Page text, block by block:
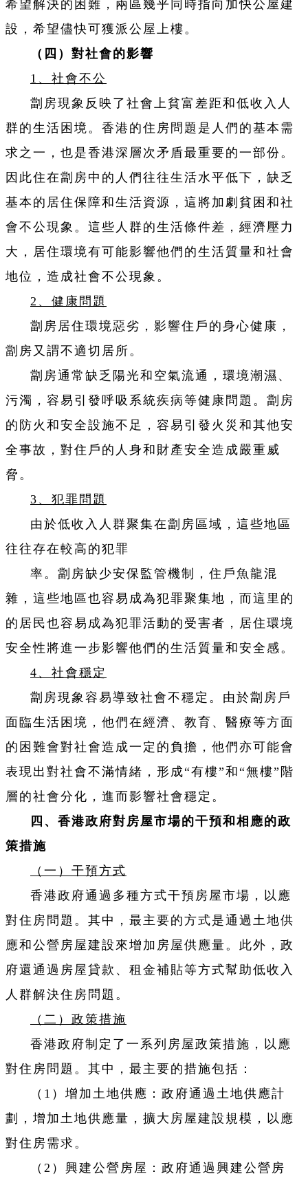
希望解決的困難，兩區幾乎同時指向加快公屋建
設，希望儘快可獲派公屋上樓。
（四）對社會的影響
1、社會不公
劏房現象反映了社會上貧富差距和低收入人
群的生活困境。香港的住房問題是人們的基本需
求之一，也是香港深層次矛盾最重要的一部份。
因此住在劏房中的人們往往生活水平低下，缺乏
基本的居住保障和生活資源，這將加劇貧困和社
會不公現象。這些人群的生活條件差，經濟壓力
大，居住環境有可能影響他們的生活質量和社會
地位，造成社會不公現象。
2、健康問題
劏房居住環境惡劣，影響住戶的身心健康，
劏房又謂不適切居所。
劏房通常缺乏陽光和空氣流通，環境潮濕、
污濁，容易引發呼吸系統疾病等健康問題。劏房
的防火和安全設施不足，容易引發火災和其他安
全事故，對住戶的人身和財產安全造成嚴重威
脅。
3、犯罪問題
由於低收入人群聚集在劏房區域，這些地區
往往存在較高的犯罪
率。劏房缺少安保監管機制，住戶魚龍混
雜，這些地區也容易成為犯罪聚集地，而這里的
的居民也容易成為犯罪活動的受害者，居住環境
安全性將進一步影響他們的生活質量和安全感。
4、社會穩定
劏房現象容易導致社會不穩定。由於劏房戶
面臨生活困境，他們在經濟、教育、醫療等方面
的困難會對社會造成一定的負擔，他們亦可能會
表現出對社會不滿情緒，形成“有樓”和“無樓”階
層的社會分化，進而影響社會穩定。
四、香港政府對房屋市場的干預和相應的政
策措施
（一）干預方式
香港政府通過多種方式干預房屋市場，以應
對住房問題。其中，最主要的方式是通過土地供
應和公營房屋建設來增加房屋供應量。此外，政
府還通過房屋貸款、租金補貼等方式幫助低收入
人群解決住房問題。
（二）政策措施
香港政府制定了一系列房屋政策措施，以應
對住房問題。其中，最主要的措施包括：
（1）增加土地供應：政府通過土地供應計
劃，增加土地供應量，擴大房屋建設規模，以應
對住房需求。
（2）興建公營房屋：政府通過興建公營房